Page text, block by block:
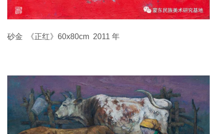
砂金 《正红》60x80cm 2011 年